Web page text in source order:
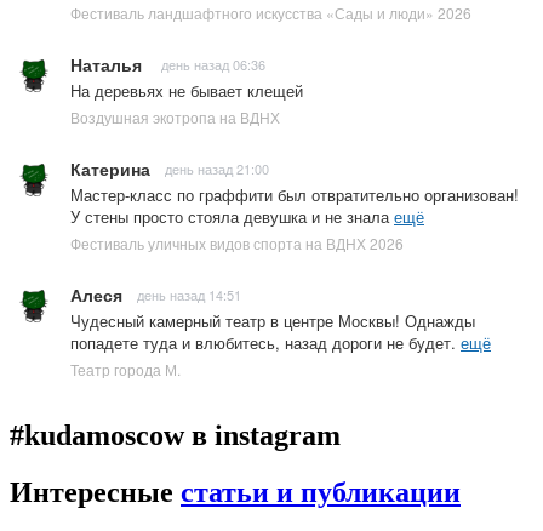
Фестиваль ландшафтного искусства «Сады и люди» 2026
Наталья день назад 06:36
На деревьях не бывает клещей
Воздушная экотропа на ВДНХ
Катерина день назад 21:00
Мастер-класс по граффити был отвратительно организован!
У стены просто стояла девушка и не зналаещё
Фестиваль уличных видов спорта на ВДНХ 2026
Алеся день назад 14:51
Чудесный камерный театр в центре Москвы! Однажды
попадете туда и влюбитесь, назад дороги не будет. ещё
Театр города М.
#kudamoscow в instagram
Интересные статьи и публикации